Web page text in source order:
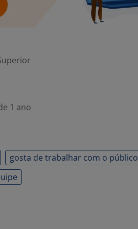
1 ano
gosta de trabalhar com o público